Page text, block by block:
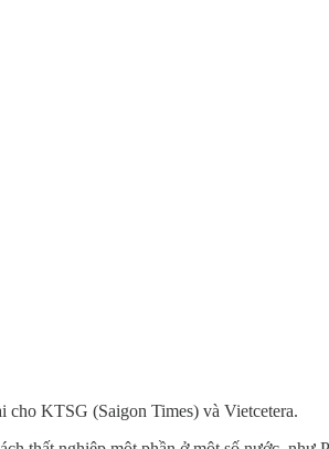
KTSG (Saigon Times) và Vietcetera.